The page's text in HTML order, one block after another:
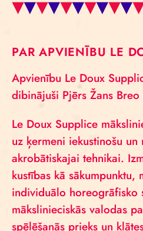
PAR APVIENĪBU LE
Apvienību Le Doux
dibinājuši Pjērs Žans
Le Doux Supplice
uz ķermeni iekustinošu
akrobātiskajai tehnikai.
kustības kā sākumpunktu,
individuālo horeogrāfisko
mākslinieciskās valodas
spēlēšanās prieks un